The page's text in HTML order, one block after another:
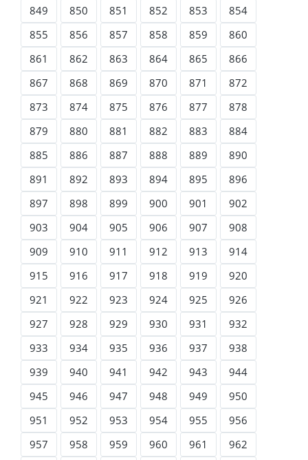
849
850 851 852 853
854
855
856 857 858 859
860
861
862 863 864 865
866
867
868 869 870 871
872
873
874 875 876 877
878
879
880 881 882 883
884
885
886 887 888 889
890
891
892 893 894 895
896
897
898 899 900 901
902
903
904 905 906 907
908
909
910 911 912 913
914
915
916 917 918 919
920
921
922 923 924 925
926
927
928 929 930 931
932
933
934 935 936 937
938
939
940 941 942 943
944
945
946 947 948 949
950
951
952 953 954 955
956
957
958 959 960 961
962